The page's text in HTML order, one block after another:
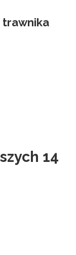
trawnika
14